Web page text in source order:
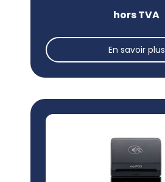
hors TVA
En savoir plus